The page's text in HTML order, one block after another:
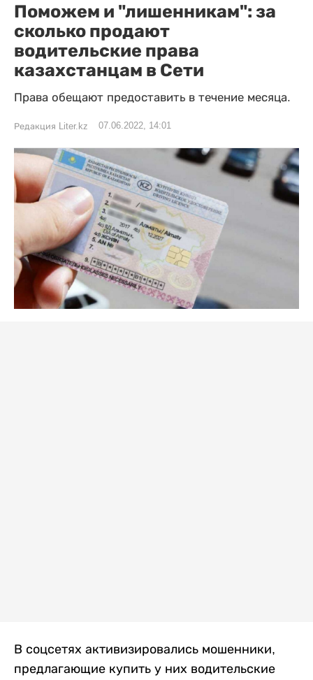
Поможем и "лишенникам": за
сколько продают
водительские права
казахстанцам в Сети
Права обещают предоставить в течение месяца.
Редакция Liter.kz 07.06.2022, 14:01
В соцсетях активизировались мошенники,
предлагающие купить у них водительские